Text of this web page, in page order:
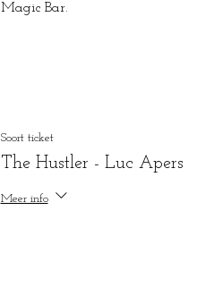
Magic Bar.
Soort ticket
The Hustler - Luc Apers
Meer info